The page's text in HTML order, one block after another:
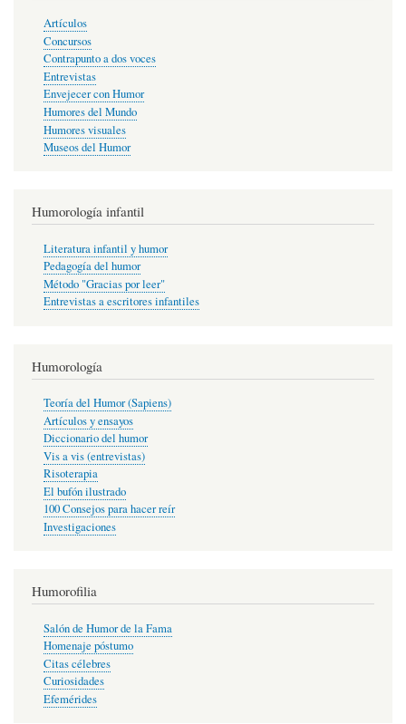
Artículos
Concursos
Contrapunto a dos voces
Entrevistas
Envejecer con Humor
Humores del Mundo
Humores visuales
Museos del Humor
Humorología infantil
Literatura infantil y humor
Pedagogía del humor
Método "Gracias por leer"
Entrevistas a escritores infantiles
Humorología
Teoría del Humor (Sapiens)
Artículos y ensayos
Diccionario del humor
Vis a vis (entrevistas)
Risoterapia
El bufón ilustrado
100 Consejos para hacer reír
Investigaciones
Humorofilia
Salón de Humor de la Fama
Homenaje póstumo
Citas célebres
Curiosidades
Efemérides